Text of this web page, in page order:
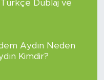
Dublaj ve
Aydın Neden
Kimdir?